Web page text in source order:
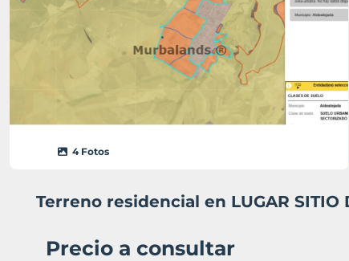
4 Fotos
Terreno residencial en LUGAR SITIO
Precio a consultar